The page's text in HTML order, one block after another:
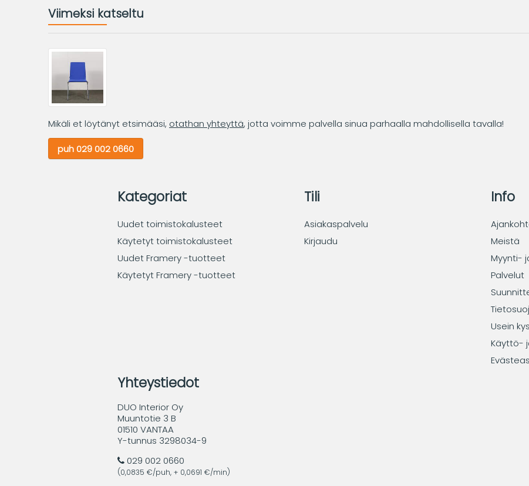
Viimeksi katseltu
Mikäli et löytänyt etsimääsi, otathan yhteyttä, jotta voimme palvella sinua parhaalla mahdollisella tavalla!
puh 029 002 0660
Kategoriat
Uudet toimistokalusteet
Käytetyt toimistokalusteet
Uudet Framery -tuotteet
Käytetyt Framery -tuotteet
Tili
Asiakaspalvelu
Kirjaudu
Info
Meistä
Myynti-
Palvelut
Usein
Käyttö-
Yhteystiedot
DUO Interior Oy
Muuntotie 3 B
01510 VANTAA
Y-tunnus 3298034-9
029 002 0660
(0,0835 €/puh, + 0,0691 €/min)